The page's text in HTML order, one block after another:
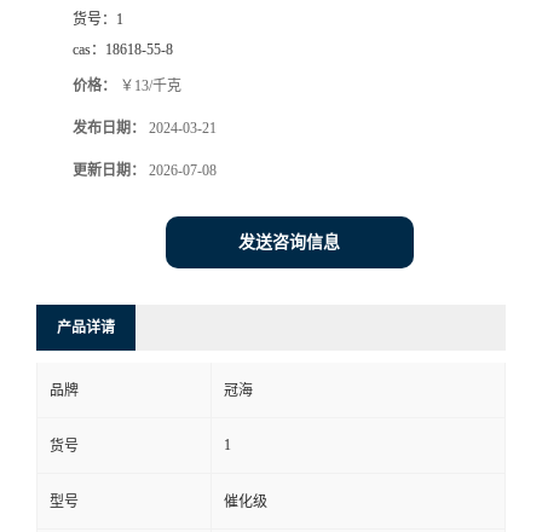
货号： 1
cas： 18618-55-8
价格： ￥13/千克
发布日期： 2024-03-21
更新日期： 2026-07-08
发送咨询信息
产品详请
品牌 冠海
货号 1
型号 催化级